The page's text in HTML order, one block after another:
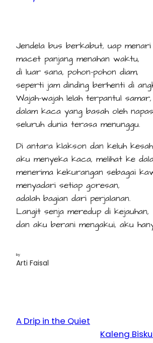
Jendela bus berkabut, uap menari
macet panjang menahan waktu,
di luar sana, pohon-pohon diam,
seperti jam dinding berhenti di
Wajah-wajah lelah terpantul samar,
dalam kaca yang basah oleh
seluruh dunia terasa menunggu.
Di antara klakson dan keluh
aku menyeka kaca, melihat ke
menerima kekurangan sebagai
menyadari setiap goresan,
adalah bagian dari perjalanan.
Langit senja meredup di kejauhan,
dan aku berani mengakui, aku
by
Arti Faisal
A Drip in the Quiet
Kaleng